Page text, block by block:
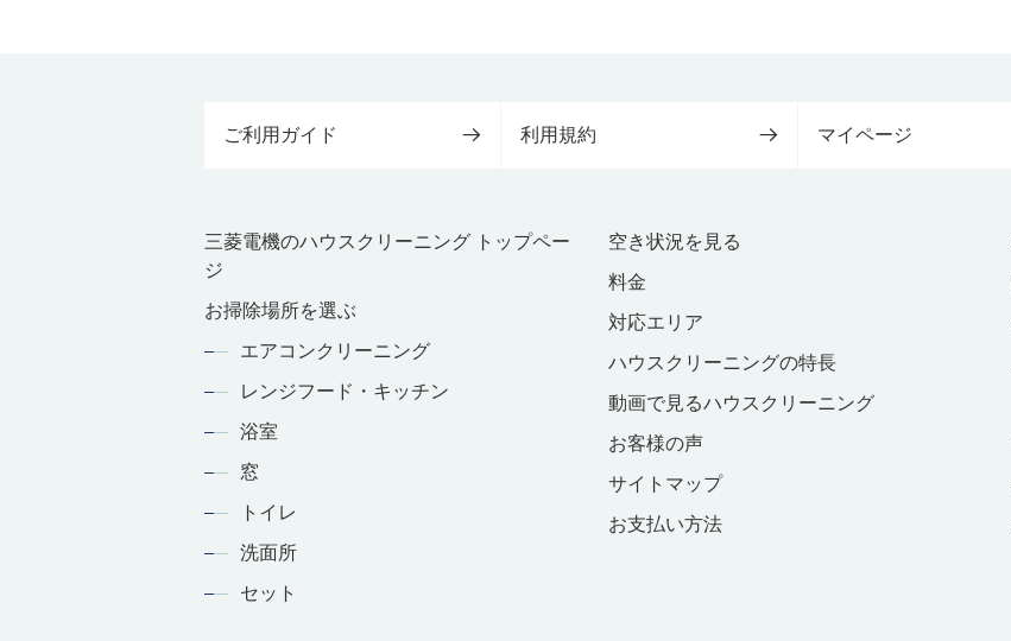
ご利用ガイド 利用規約 マイページ
三菱電機のハウスクリーニング トップペー
ジ
お掃除場所を選ぶ
エアコンクリーニング
レンジフード・キッチン
浴室
窓
トイレ
洗面所
セット
空き状況を見る
料金
対応エリア
ハウスクリーニングの特長
動画で見るハウスクリーニング
お客様の声
サイトマップ
お支払い方法